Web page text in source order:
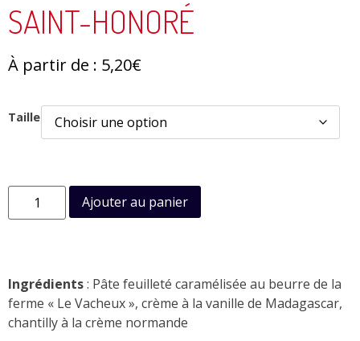
SAINT-HONORÉ
À partir de : 5,20€
Taille
Ajouter au panier
Ingrédients: Pâte feuilleté caramélisée au beurre de la
ferme « Le Vacheux », crème à la vanille de Madagascar,
chantilly à la crème normande